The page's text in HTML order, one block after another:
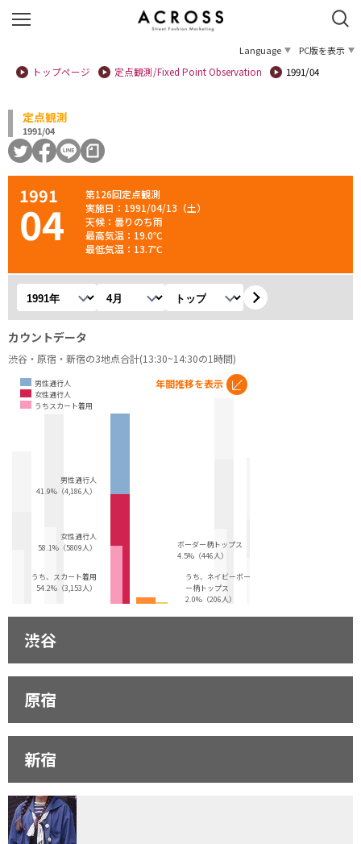
Language
PC版を表示
トップページ
定点観測/Fixed Point Observation 1991/04
定点観測
1991/04
1991
04
第126回定点観測
実施日：1991/04/13（土）
天候：曇りのち雨
最高気温：19.0℃
最低気温：13.7℃
年を選択 月を選択 観測地を選択
カウントデータ
渋谷・原宿・新宿の3地点合計(13:30~14:30の1時間)
男性通行人
女性通行人
うちスカート着用
年間推移を表示
男性通行人
41.9%（4,186人）
女性通行人
58.1%（5809人）
うち、スカート着用
54.2%（3,153人）
ボーダー柄トップス
4.5%（446人）
うち、ネイビーボーダ
ー柄トップス
2.0%（206人）
渋谷
原宿
新宿